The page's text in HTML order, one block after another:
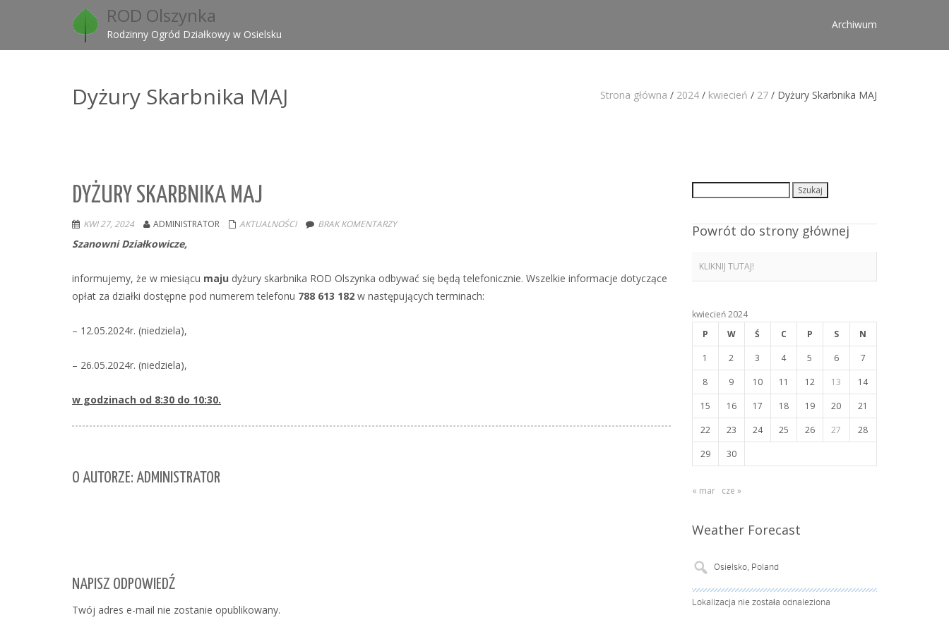
ROD Olszynka
Rodzinny Ogród Działkowy w Osielsku
Archiwum
Dyżury Skarbnika MAJ Strona główna / 2024 / kwiecień / 27 / Dyżury Skarbnika MAJ
DYŻURY SKARBNIKA MAJ
KWI 27, 2024 ADMINISTRATOR AKTUALNOŚCI BRAK KOMENTARZY
Szanowni Działkowicze,
informujemy, że w miesiącu maju dyżury skarbnika ROD Olszynka odbywać się będą telefonicznie. Wszelkie informacje dotyczące
opłat za działki dostępne pod numerem telefonu 788 613 182 w następujących terminach:
– 12.05.2024r. (niedziela),
– 26.05.2024r. (niedziela),
w godzinach od 8:30 do 10:30.
O AUTORZE: ADMINISTRATOR
NAPISZ ODPOWIEDŹ
Twój adres e-mail nie zostanie opublikowany.
Powrót do strony głównej
KLIKNIJ TUTAJ!
kwiecień 2024
P
W Ś C P S
N
1
2 3 4 5 6
7
8
9 10 11 12 13
14
15
16 17 18 19 20
21
22
23 24 25 26 27
28
29
30
« mar cze »
Weather Forecast
Lokalizacja nie została odnaleziona